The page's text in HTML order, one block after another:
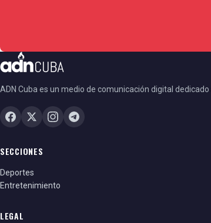
ADN Cuba es un medio de comunicación digital
SECCIONES
Deportes
Entretenimiento
LEGAL